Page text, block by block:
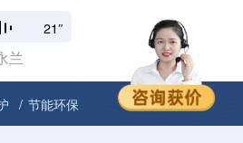
21″
兰
节能环保